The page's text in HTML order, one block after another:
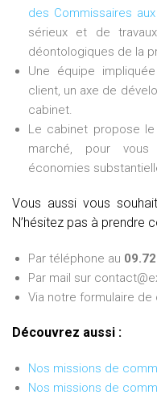
des Commissaires
sérieux et de
déontologiques de la
Une équipe
client, un axe de
cabinet.
Le cabinet propose
marché, pour
économies
Vous aussi vous
N’hésitez pas à prendre
Par téléphone au
Par mail sur
Via notre formulaire de
Découvrez aussi :
Nos missions de
Nos missions de